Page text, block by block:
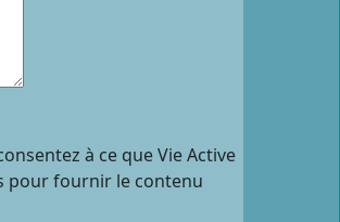
à ce que Vie Active
pour fournir le contenu